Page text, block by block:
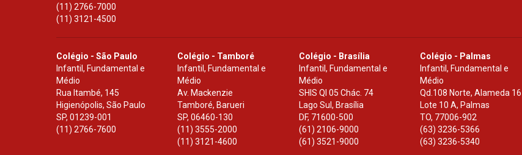
(11) 2766-7000
(11) 3121-4500
Colégio - São Paulo
Infantil, Fundamental e
Médio
Rua Itambé, 145
Higienópolis, São Paulo
SP, 01239-001
(11) 2766-7600
Colégio - Tamboré
Infantil, Fundamental e
Médio
Av. Mackenzie
Tamboré, Barueri
SP,06460-130
(11) 3555-2000
(11) 3121-4600
Colégio - Brasília
Infantil, Fundamental e
Médio
SHIS Ql 05 Chác. 74
Lago Sul, Brasília
DF, 71600-500
(61) 2106-9000
(61) 3521-9000
Colégio - Palmas
Infantil, Fundamental e
Médio
Qd.108 Norte, Alameda 16
Lote 10 A, Palmas
TO, 77006-902
(63) 3236-5366
(63) 3236-5340